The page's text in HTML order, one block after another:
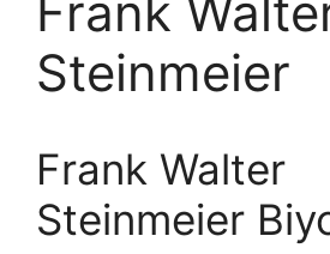
Frank
Steinmeier
Frank Walter
Steinmeier